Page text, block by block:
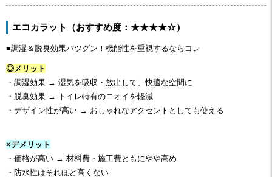
エコカラット（おすすめ度：★★★★☆）
■調湿＆脱臭効果バツグン！機能性を重視するならコレ
◎メリット
・調湿効果 → 湿気を吸収・放出して、快適な空間に
・脱臭効果 → トイレ特有のニオイを軽減
・デザイン性が高い → おしゃれなアクセントとしても使える
×デメリット
・価格が高い → 材料費・施工費ともにやや高め
・防水性はそれほど高くない